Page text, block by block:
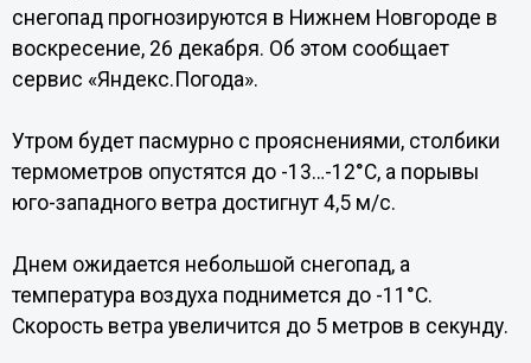
снегопад прогнозируются в Нижнем Новгороде в
воскресение, 26 декабря. Об этом сообщает
сервис «Яндекс.Погода».
Утром будет пасмурно с прояснениями, столбики
термометров опустятся до -13…-12°С, а порывы
юго-западного ветра достигнут 4,5 м/с.
Днем ожидается небольшой снегопад, а
температура воздуха поднимется до -11°С.
Скорость ветра увеличится до 5 метров в секунду.